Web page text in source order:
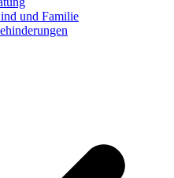
und Familie